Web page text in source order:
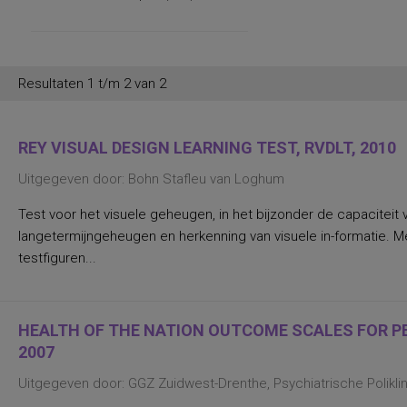
posttraumatische stress
regelvaardigheid
rekenen en wiskunde
rekenen, deelvaardigheden van
sociaal-emotioneel functioneren en
spannings- en vermijdingsaspecten van
interpersoonlijk gedrag
spanningsbehoefte
spelling van Nederlandse niet-
taal- en communicatieproblemen
taalvaardigheid, receptief
toestandsangst en angstdispositie
Nederlands leesvaardigheid, Nederlands
woordenschat, Engels leesvaardigheid,
Resultaten 1 t/m 2 van 2
REY VISUAL DESIGN LEARNING TEST, RVDLT, 2010
Uitgegeven door: Bohn Stafleu van Loghum
Test voor het visuele geheugen, in het bijzonder de
langetermijngeheugen en herkenning van visuele in-formatie.
testfiguren...
HEALTH OF THE NATION OUTCOME SCALES FOR
2007
Uitgegeven door: GGZ Zuidwest-Drenthe, Psychiatrische